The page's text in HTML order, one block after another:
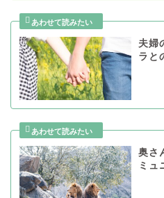
夫婦
ラと
奥さ
ミュ